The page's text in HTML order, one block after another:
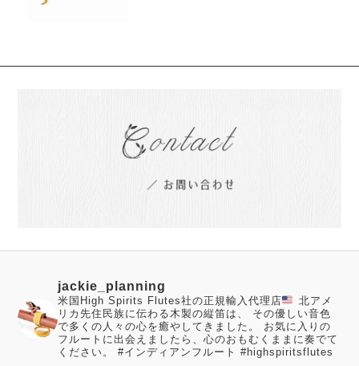
jackie_planning
米国High Spirits Flutes社の正規輸入代理店
北アメ
リカ先住民族に伝わる木製の縦笛は、 その優しい音色
で多くの人々の心を癒やしてきました。
お気に入りの
フルートに出会えましたら、心のおもむくままに奏でて
ください。
#インディアンフルート #highspiritsflutes